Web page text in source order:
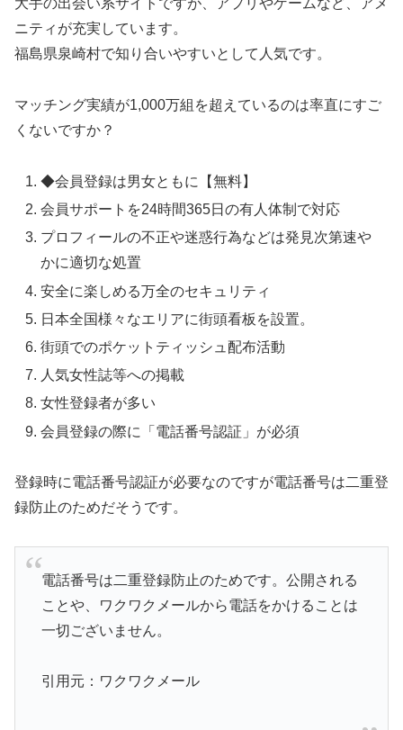
大手の出会い系サイトですが、アプリやゲームなど、アメ
ニティが充実しています。
福島県泉崎村で知り合いやすいとして人気です。
マッチング実績が1,000万組を超えているのは率直にすご
くないですか？
◆会員登録は男女ともに【無料】
会員サポートを24時間365日の有人体制で対応
プロフィールの不正や迷惑行為などは発見次第速や
かに適切な処置
安全に楽しめる万全のセキュリティ
日本全国様々なエリアに街頭看板を設置。
街頭でのポケットティッシュ配布活動
人気女性誌等への掲載
女性登録者が多い
会員登録の際に「電話番号認証」が必須
登録時に電話番号認証が必要なのですが電話番号は二重登
録防止のためだそうです。
電話番号は二重登録防止のためです。公開される
ことや、ワクワクメールから電話をかけることは
一切ございません。
引用元：ワクワクメール